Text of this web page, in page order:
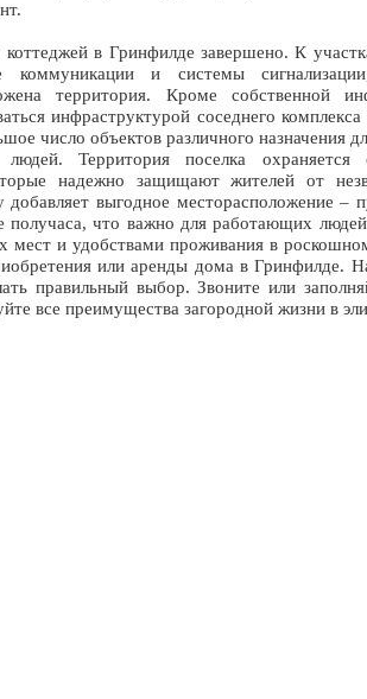
в Гринфилде завершено. К
коммуникации и системы
территория. Кроме собственной
инфраструктурой соседнего
число объектов различного назначения
Территория поселка охраняется
надежно защищают жителей от
добавляет выгодное месторасположение –
получаса, что важно для работающих
мест и удобствами проживания в
или аренды дома в Гринфилде.
правильный выбор. Звоните или
все преимущества загородной жизни в